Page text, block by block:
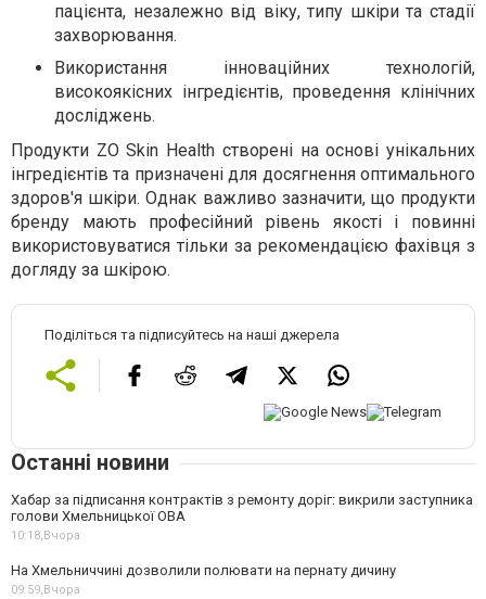
пацієнта, незалежно від віку, типу шкіри та стадії
захворювання.
Використання інноваційних технологій,
високоякісних інгредієнтів, проведення клінічних
досліджень.
Продукти ZO Skin Health створені на основі унікальних
інгредієнтів та призначені для досягнення оптимального
здоров'я шкіри. Однак важливо зазначити, що продукти
бренду мають професійний рівень якості і повинні
використовуватися тільки за рекомендацією фахівця з
догляду за шкірою.
Поділіться та підписуйтесь на наші джерела
Останні новини
Хабар за підписання контрактів з ремонту доріг: викрили заступника
голови Хмельницької ОВА
10:18,Вчора
На Хмельниччині дозволили полювати на пернату дичину
09:59,Вчора